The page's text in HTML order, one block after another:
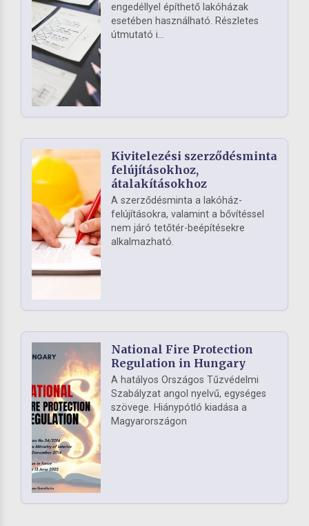
engedéllyel építhető lakóházak
esetében használható. Részletes
útmutató i...
Kivitelezési szerződésminta
felújításokhoz,
átalakításokhoz
A szerződésminta a lakóház-
felújításokra, valamint a bővítéssel
nem járó tetőtér-beépítésekre
alkalmazható.
National Fire Protection
Regulation in Hungary
A hatályos Országos Tűzvédelmi
Szabályzat angol nyelvű, egységes
szövege. Hiánypótló kiadása a
Magyarországon